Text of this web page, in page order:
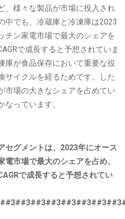
、様々な製品が市場に投入され
中でも、冷蔵庫と冷凍庫は2023
チン家電市場で最大のシェアを
で成長すると予想されていま
庫が食品保存において重要な役
サイクルを経るためです。した
市場の大きなシェアを占めてい
なっています。
セグメントは、2023年にオース
電市場で最大のシェアを占め、
で成長すると予想されてい